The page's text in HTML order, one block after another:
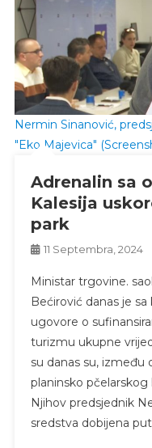
Nermin Sinanović,
"Eko Majevica"
Adrenalin sa
Kalesija
park
11 Septembra, 2024
Ministar trgovine.
Bećirović danas je
ugovore o
turizmu ukupne
su danas su, između
planinsko pčelarskog
Njihov predsjednik
sredstva dobijena